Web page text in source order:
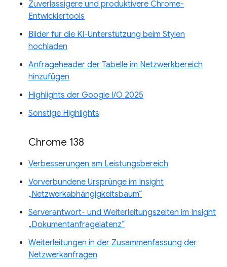
Zuverlässigere und produktivere Chrome-
Entwicklertools
Bilder für die KI-Unterstützung beim Stylen
hochladen
Anfrageheader der Tabelle im Netzwerkbereich
hinzufügen
Highlights der Google I/O 2025
Sonstige Highlights
Chrome 138
Verbesserungen am Leistungsbereich
Vorverbundene Ursprünge im Insight
„Netzwerkabhängigkeitsbaum“
Serverantwort- und Weiterleitungszeiten im Insight
„Dokumentanfragelatenz“
Weiterleitungen in der Zusammenfassung der
Netzwerkanfragen